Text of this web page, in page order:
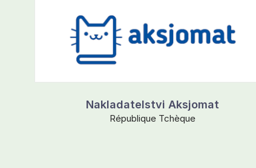
Nakladatelstvi Aksjomat
République Tchèque